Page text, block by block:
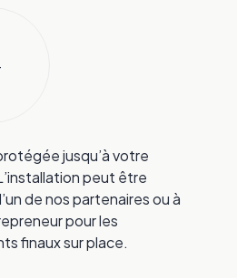
jusqu’à votre
peut être
de nos partenaires ou à
pour les
finaux sur place.